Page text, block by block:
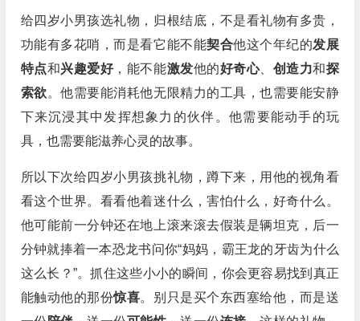
给四岁小男孩选礼物，归根结底，不是看礼物有多贵，
功能有多花哨，而是看它能不能契合他这个年纪的发展
特点和兴趣爱好，能不能激发他的好奇心、 创造力和探
索欲。他需要能消耗他无限精力的工具，也需要能安静
下来沉浸其中发挥想象力的伙伴。他需要能动手的玩
具，也需要能滋养心灵的故事。
所以下次给四岁小男孩挑礼物，蹲下来，用他的视角看
看这个世界。看看他着迷什么，害怕什么，好奇什么。
他可能前一分钟还在地上滚来滚去假装是辆坦克，后一
分钟就捧着一本恐龙书问你“妈妈，霸王龙的牙齿为什么
这么长？”。抓住这些小小的瞬间，你会更容易找到真正
能触动他的那份惊喜。别只是买个东西塞给他，而是送